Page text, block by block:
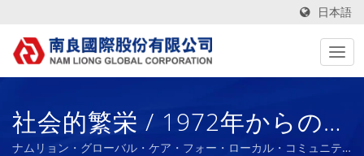
日本語
社会的繁栄 / 1972年からのハ
ナムリョン・グローバル・ケア・フォー・ローカル・コミュニテ